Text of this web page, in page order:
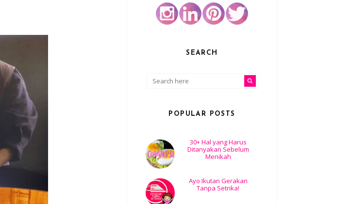
SEARCH
POPULAR POSTS
30+ Hal yang Harus
Ditanyakan Sebelum
Menikah
Ayo Ikutan Gerakan
Tanpa Setrika!